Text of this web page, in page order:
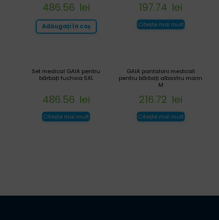
197.74 lei
Citește mai mult
486.56 lei
Adăugați în coș
GAIA pantaloni medicali
pentru bărbați albastru marin
M
216.72 lei
Citește mai mult
Set medical GAIA pentru
bărbați fuchsia 5XL
486.56 lei
Citește mai mult